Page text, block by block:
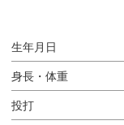
生年月日
身長・体重
投打